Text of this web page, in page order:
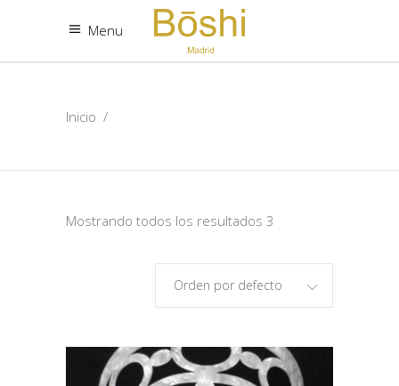
Menu
Inicio /
Mostrando todos los resultados 3
Orden por defecto